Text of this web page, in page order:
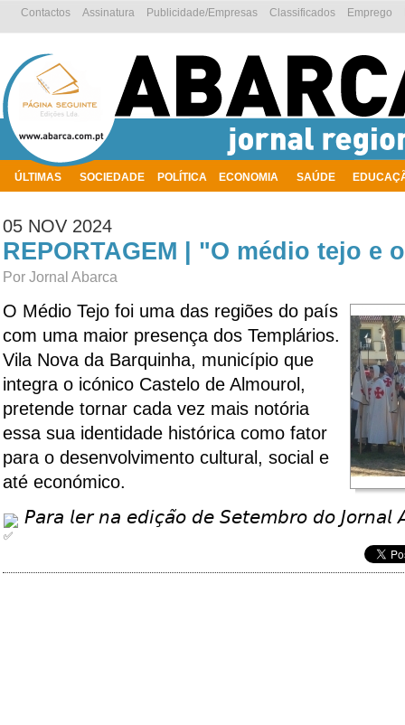
ÚLTIMAS SOCIEDADE POLÍTICA ECONOMIA SAÚDE
Emprego
Classificados
Publicidade/Empresas
Assinatura
Contactos
05 NOV 2024
REPORTAGEM | "O médio tejo e
Por Jornal Abarca
O Médio Tejo foi uma das regiões do país
com uma maior presença dos Templários.
Vila Nova da Barquinha, município que
integra o icónico Castelo de Almourol,
pretende tornar cada vez mais notória
essa sua identidade histórica como fator
para o desenvolvimento cultural, social e
até económico.
𝘗𝘢𝘳𝘢 𝘭𝘦𝘳 𝘯𝘢 𝘦𝘥𝘪𝘤̧𝘢̃𝘰 𝘥𝘦 𝘚𝘦𝘵𝘦𝘮𝘣𝘳𝘰 𝘥𝘰 𝘑𝘰𝘳𝘯𝘢𝘭